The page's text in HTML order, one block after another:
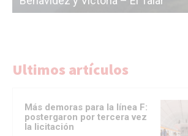
Ultimos artículos
Más demoras para la línea F:
postergaron por tercera vez
la licitación